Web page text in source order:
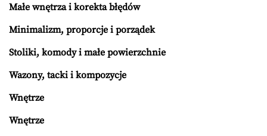
Małe wnętrza i korekta błędów
Minimalizm, proporcje i porządek
Stoliki, komody i małe powierzchnie
Wazony, tacki i kompozycje
Wnętrze
Wnętrze